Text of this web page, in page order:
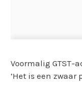
Voormalig GTST-
‘Het is een zwaar